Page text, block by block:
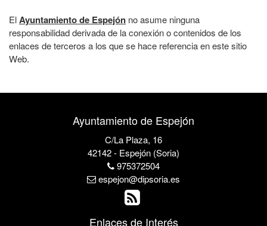
ElAyuntamiento de Espejón no asume ninguna
responsabilidad derivada de la conexión o contenidos de los
enlaces de terceros a los que se hace referencia en este sitio
Web.
Ayuntamiento de Espejón
C/La Plaza, 16
42142 - Espejón (Soria)
975372504
espejon@dipsoria.es
Enlaces de Interés